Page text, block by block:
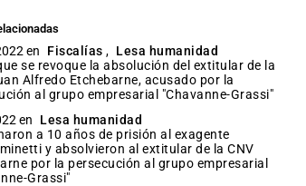
en Fiscalías , Lesa humanidad
se revoque la absolución del extitular de la
Alfredo Etchebarne, acusado por la
al grupo empresarial "Chavanne-Grassi"
en
Lesa humanidad
a 10 años de prisión al exagente
y absolvieron al extitular de la CNV
por la persecución al grupo empresarial
Grassi"